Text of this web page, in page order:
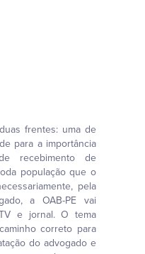
frentes: uma de
para a importância
recebimento de
população que o
pela
a OAB-PE vai
e jornal. O tema
correto para
do advogado e